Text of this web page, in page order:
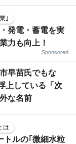
｣
発電・蓄電を実
力も向上！
Sponsored
早苗氏でもな
上している「次
な名前
は
トルの｢微細水粒